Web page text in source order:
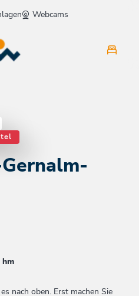
Webcams
hm
nach oben. Erst machen Sie